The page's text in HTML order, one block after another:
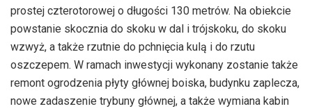
prostej czterotorowej o długości 130 metrów. Na obiekcie
powstanie skocznia do skoku w dal i trójskoku, do skoku
wzwyż, a także rzutnie do pchnięcia kulą i do rzutu
oszczepem. W ramach inwestycji wykonany zostanie także
remont ogrodzenia płyty głównej boiska, budynku zaplecza,
nowe zadaszenie trybuny głównej, a także wymiana kabin